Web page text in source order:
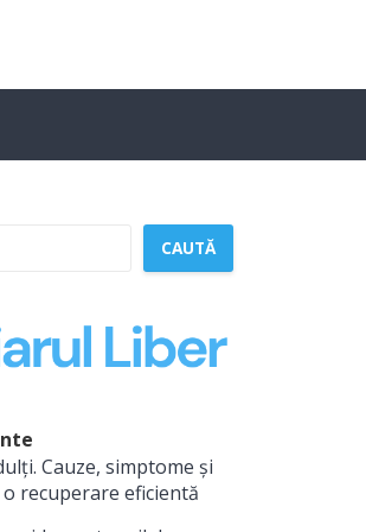
CAUTĂ
Cauze, simptome și
recuperare eficientă